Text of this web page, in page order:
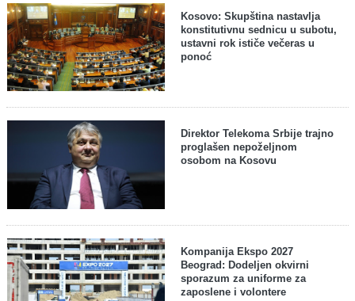
Kosovo: Skupština nastavlja
konstitutivnu sednicu u subotu,
ustavni rok ističe večeras u
ponoć
Direktor Telekoma Srbije trajno
proglašen nepoželjnom
osobom na Kosovu
Kompanija Ekspo 2027
Beograd: Dodeljen okvirni
sporazum za uniforme za
zaposlene i volontere